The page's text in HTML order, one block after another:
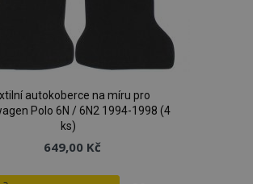
autokoberce na míru pro
Polo 6N / 6N2 1994-1998 (4
ks)
649,00 Kč